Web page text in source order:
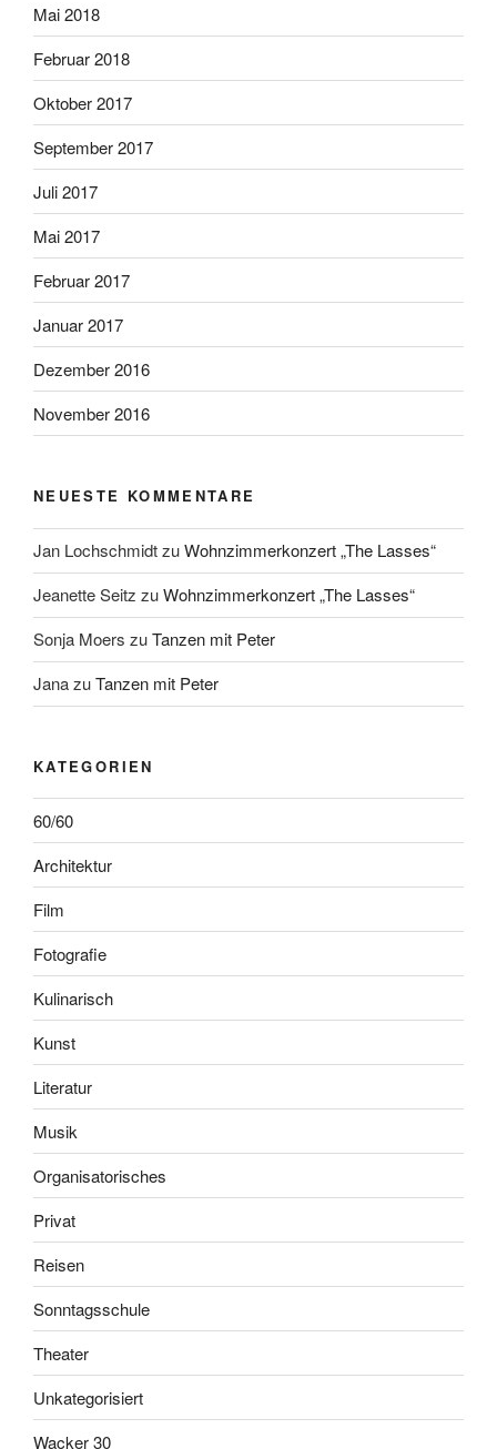
Mai 2018
Februar 2018
Oktober 2017
September 2017
Juli 2017
Mai 2017
Februar 2017
Januar 2017
Dezember 2016
November 2016
NEUESTE KOMMENTARE
Jan LochschmidtzuWohnzimmerkonzert „The Lasses“
Jeanette Seitz zuWohnzimmerkonzert „The Lasses“
Sonja Moers zuTanzen mit Peter
JanazuTanzen mit Peter
KATEGORIEN
60/60
Architektur
Film
Fotografie
Kulinarisch
Kunst
Literatur
Musik
Organisatorisches
Privat
Reisen
Sonntagsschule
Theater
Unkategorisiert
Wacker 30